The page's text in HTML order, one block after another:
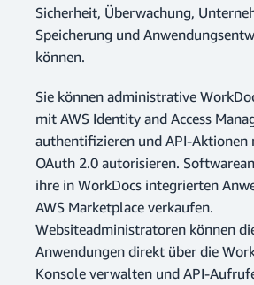
Sicherheit, Überwachung,
Speicherung und
können.
Sie können administrative
mit AWS Identity and Access
authentifizieren und API-
OAuth 2.0 autorisieren.
ihre in WorkDocs integrierten
AWS Marketplace verkaufen.
Websiteadministratoren können
Anwendungen direkt über die
Konsole verwalten und API-